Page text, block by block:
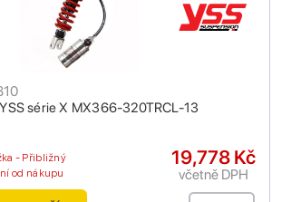
série X MX366-320TRCL-13
- Přibližný
od nákupu
19,778 Kč
včetně DPH